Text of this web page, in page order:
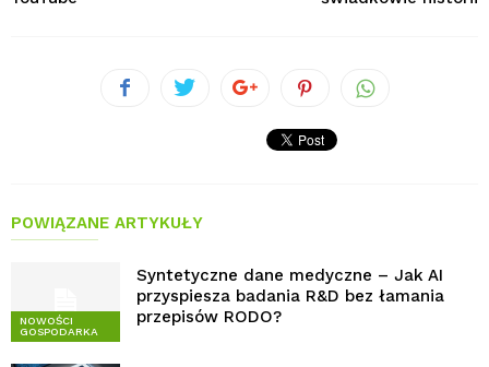
POWIĄZANE ARTYKUŁY
NOWOŚCI
GOSPODARKA
Syntetyczne dane medyczne – Jak AI
przyspiesza badania R&D bez łamania
przepisów RODO?